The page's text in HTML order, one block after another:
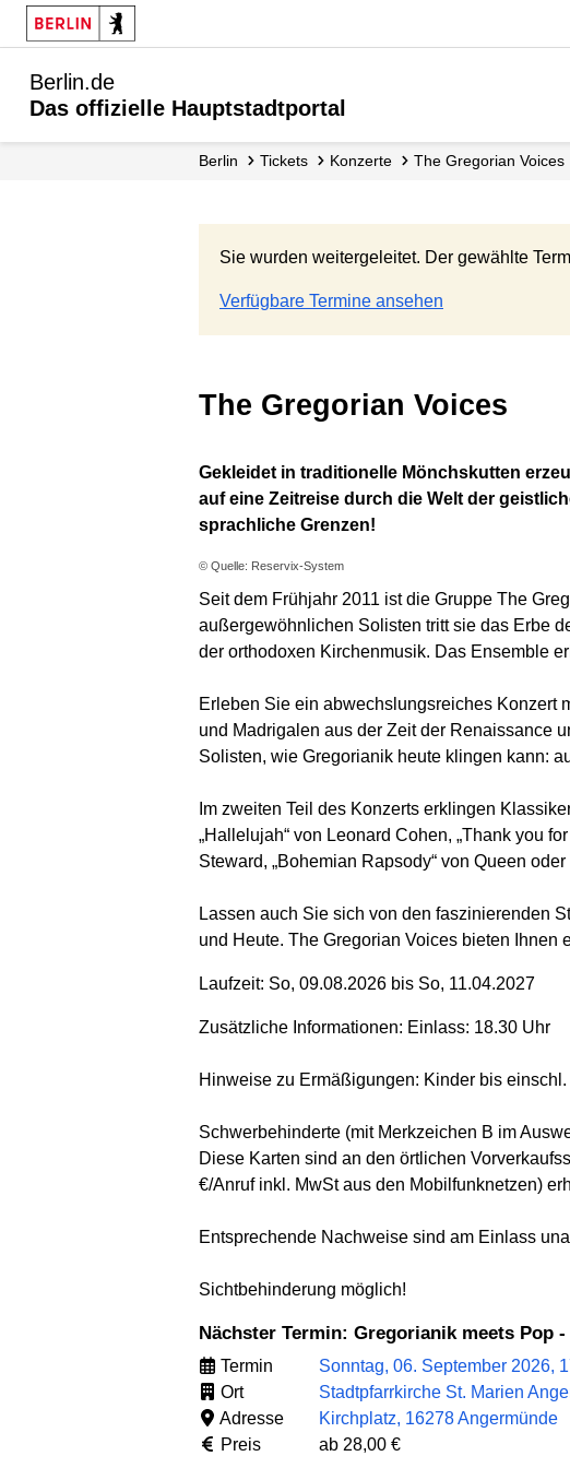
Berlin.de
Das offizielle Hauptstadtportal
Berlin Tickets Konzerte The Gregorian Voices
Sie wurden weitergeleitet. Der gewählte
Verfügbare Termine ansehen
The Gregorian Voices
Gekleidet in traditionelle Mönchskutten
auf eine Zeitreise durch die Welt der
sprachliche Grenzen!
© Quelle: Reservix-System
Seit dem Frühjahr 2011 ist die Gruppe The
außergewöhnlichen Solisten tritt sie das Erbe
der orthodoxen Kirchenmusik. Das Ensemble
Erleben Sie ein abwechslungsreiches Konzert
und Madrigalen aus der Zeit der Renaissance
Solisten, wie Gregorianik heute klingen kann:
Im zweiten Teil des Konzerts erklingen
„Hallelujah“ von Leonard Cohen, „Thank you
Steward, „Bohemian Rapsody“ von Queen
Lassen auch Sie sich von den faszinierenden
und Heute. The Gregorian Voices bieten
Laufzeit: So, 09.08.2026 bis So, 11.04.2027
Zusätzliche Informationen: Einlass: 18.30 Uhr
Hinweise zu Ermäßigungen: Kinder bis
Schwerbehinderte (mit Merkzeichen B im
Diese Karten sind an den örtlichen
€/Anruf inkl. MwSt aus den Mobilfunknetzen)
Entsprechende Nachweise sind am Einlass
Sichtbehinderung möglich!
Nächster Termin: Gregorianik meets
Termin Sonntag, 06. September 2026,
Ort
Stadtpfarrkirche St. Marien
Adresse
Kirchplatz, 16278 Angermünde
Preis
ab 28,00 €